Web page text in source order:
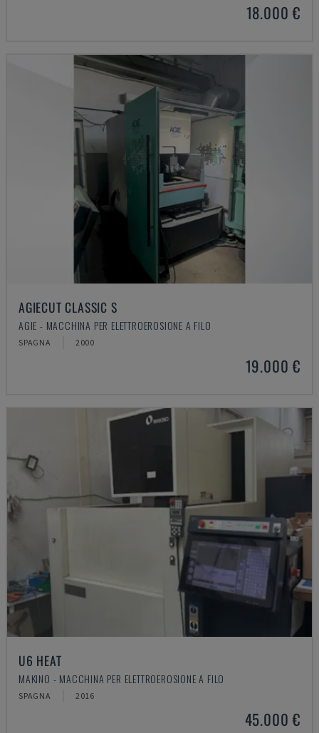
18.000 €
AGIECUT CLASSIC S
AGIE - MACCHINA PER ELETTROEROSIONE A FILO
SPAGNA 2000
19.000 €
U6 HEAT
MAKINO - MACCHINA PER ELETTROEROSIONE A FILO
SPAGNA 2016
45.000 €